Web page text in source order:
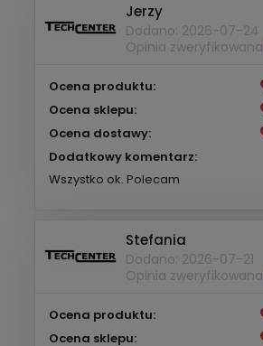
Jerzy
Dodano: 2026-07-24
Opinia zweryfikowana
Ocena produktu:
Ocena sklepu:
Ocena dostawy:
Dodatkowy komentarz:
Wszystko ok. Polecam
Stefania
Dodano: 2026-07-21
Opinia zweryfikowana
Ocena produktu:
Ocena sklepu: